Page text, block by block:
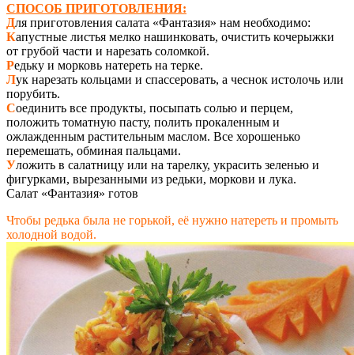
СПОСОБ ПРИГОТОВЛЕНИЯ:
Для приготовления салата «Фантазия» нам необходимо:
Капустные листья мелко нашинковать, очистить кочерыжки
от грубой части и нарезать соломкой.
Редьку и морковь натереть на терке.
Лук нарезать кольцами и спассеровать, а чеснок истолочь или
порубить.
Соединить все продукты, посыпать солью и перцем,
положить томатную пасту, полить прокаленным и
ожлажденным растительным маслом. Все хорошенько
перемешать, обминая пальцами.
Уложить в салатницу или на тарелку, украсить зеленью и
фигурками, вырезанными из редьки, моркови и лука.
Салат «Фантазия» готов
Чтобы редька была не горькой, её нужно натереть и промыть
холодной водой.